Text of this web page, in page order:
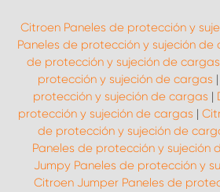
Citroen Paneles de protección y
Paneles de protección y sujeción de
de protección y sujeción de cargas
protección y sujeción de cargas |
protección y sujeción de cargas |
protección y sujeción de cargas |
de protección y sujeción de
Paneles de protección y sujeción
Jumpy Paneles de protección y
Citroen Jumper Paneles de